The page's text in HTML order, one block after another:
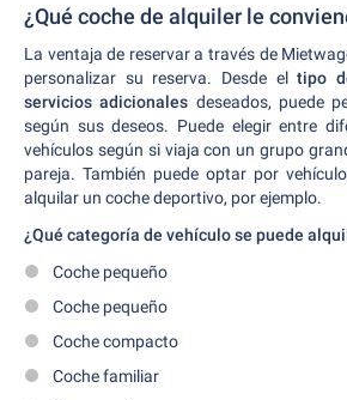
¿Qué coche de alquiler le
La ventaja de reservar a través de
personalizar su reserva. Desde eltipo
servicios adicionales deseados, puede
según sus deseos. Puede elegir entre
vehículos según si viaja con un grupo
pareja. También puede optar por
alquilar un coche deportivo, por ejemplo.
¿Qué categoría de vehículo se puede
Coche pequeño
Coche pequeño
Coche compacto
Coche familiar